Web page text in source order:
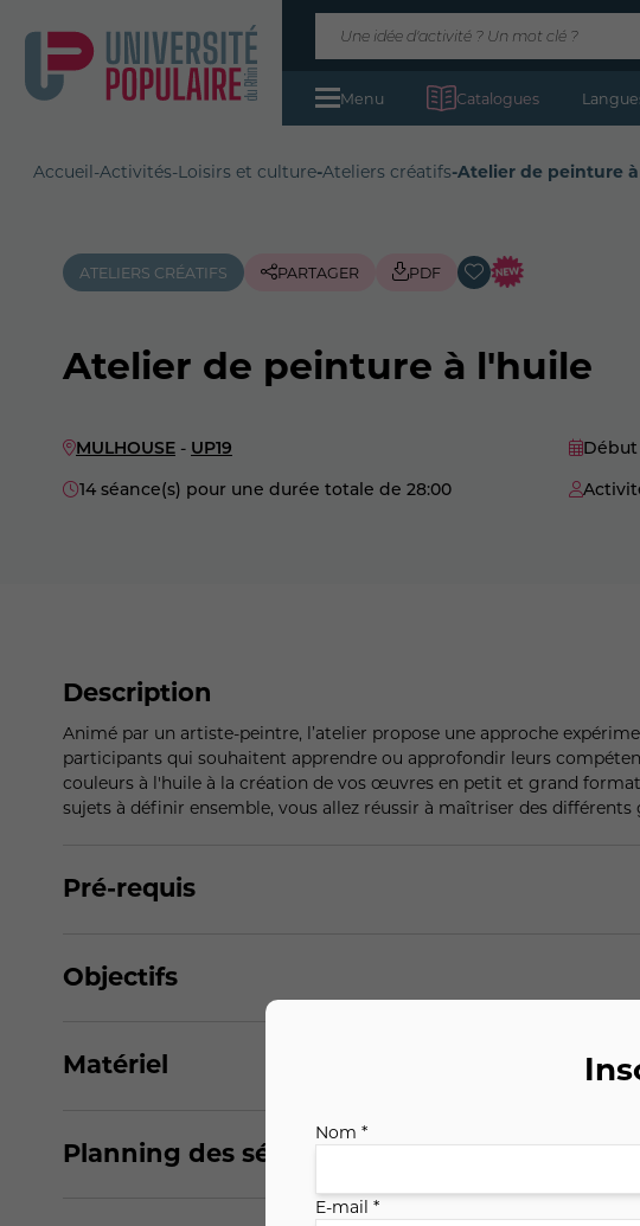
Menu Catalogues
Accueil-Activités-Loisirs et culture-Ateliers créatifs-Atelier de peinture
ATELIERS CRÉATIFS PARTAGER PDF
Atelier de peinture à l'huile
MULHOUSE - UP19 Début
14 séance(s) pour une durée totale de 28:00
Description
Animé par un artiste-peintre, l’atelier propose une approche
participants qui souhaitent apprendre ou approfondir leurs
couleurs à l'huile à la création de vos œuvres en petit et grand
sujets à définir ensemble, vous allez réussir à maîtriser des
Pré-requis
Objectifs
Matériel
Planning des séances
Nom *
E-mail *